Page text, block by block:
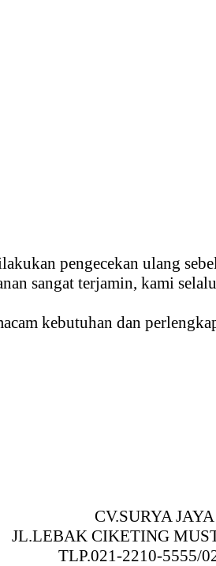
pengecekan ulang
sangat terjamin, kami
kebutuhan dan
CV.SURYA
JL.LEBAK CIKETING
TLP.021-2210-5555/